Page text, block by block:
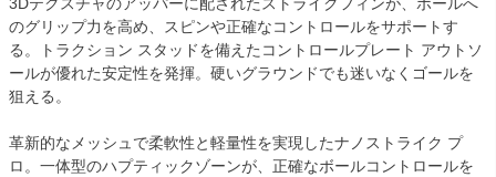
3Dテクスチャのアッパーに配されたストライクフィンが、ボールへ
のグリップ力を高め、スピンや正確なコントロールをサポートす
る。トラクション スタッドを備えたコントロールプレート アウトソ
ールが優れた安定性を発揮。硬いグラウンドでも迷いなくゴールを
狙える。
革新的なメッシュで柔軟性と軽量性を実現したナノストライク プ
ロ。一体型のハプティックゾーンが、正確なボールコントロールを